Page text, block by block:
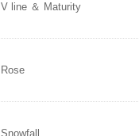
V line ＆ Maturity
Rose
Snowfall